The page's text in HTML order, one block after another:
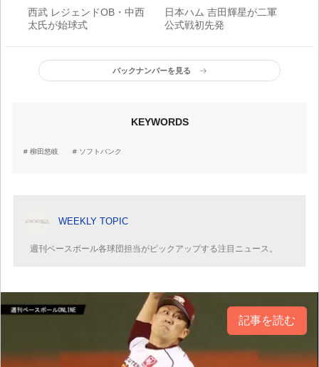
西武 レジェンドOB・中西
太氏が始球式
日本ハム 吉田輝星が二軍
公式戦初先発
バックナンバーを見る
KEYWORDS
柳田悠岐 ソフトバンク
WEEKLY TOPIC
週刊ベースボール各球団担当がピックアップする注目ニュース。
記事を読む